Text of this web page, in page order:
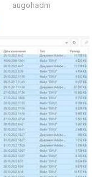
augohadm